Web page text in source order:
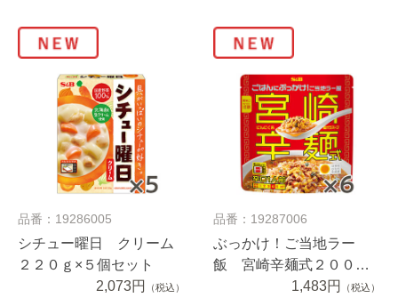
品番：19286005
シチュー曜日 クリーム
２２０ｇ×５個セット
2,073円
（税込）
品番：19287006
ぶっかけ！ご当地ラー
飯 宮崎辛麺式２００ｇ×
1,483円 （税込）